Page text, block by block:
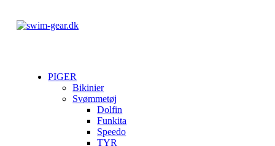
PIGER
Bikinier
Svømmetøj
Dolfin
Funkita
Speedo
TYR